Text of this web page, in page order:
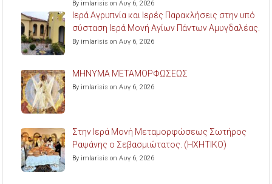
By imlarisis on Αυγ 6, 2026
Ιερά Αγρυπνία και Ιερές Παρακλήσεις στην υπό
σύσταση Ιερά Μονή Αγίων Πάντων Αμυγδαλέας.
By imlarisis on Αυγ 6, 2026
ΜΗΝΥΜΑ ΜΕΤΑΜΟΡΦΩΣΕΩΣ
By imlarisis on Αυγ 6, 2026
Στην Ιερά Μονή Μεταμορφώσεως Σωτήρος
Ραψάνης ο Σεβασμιώτατος. (ΗΧΗΤΙΚΟ)
By imlarisis on Αυγ 6, 2026